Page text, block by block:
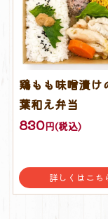
鶏もも味噌漬け
葉和え弁当
830円(税込)
詳しくはこち